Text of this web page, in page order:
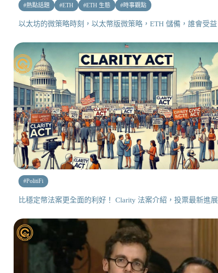
#熱點話題 #ETH #ETH 生態 #時事觀點
以太坊的微策略時刻，以太幣版微策略，ETH 儲備，誰會受
#PolitiFi
比穩定幣法案更全面的利好！ Clarity 法案介紹，投票最新進展